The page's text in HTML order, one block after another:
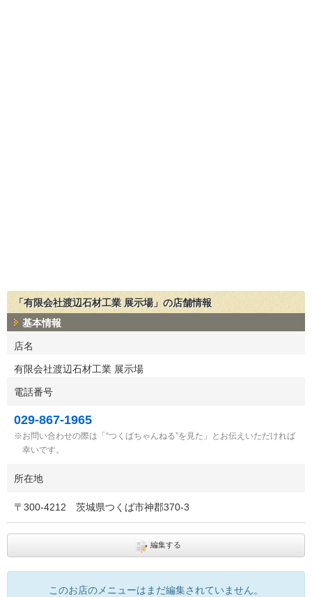
「有限会社渡辺石材工業 展示場」の店舗情報
基本情報
店名
有限会社渡辺石材工業 展示場
電話番号
029-867-1965
お問い合わせの際は「“つくばちゃんねる”を見た」とお伝えいただければ
幸いです。
所在地
〒 300-4212 茨城県つくば市神郡370-3
編集する
このお店のメニューはまだ編集されていません。